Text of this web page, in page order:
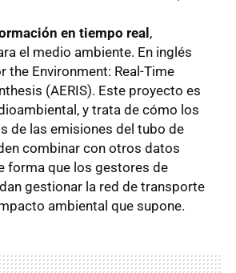
en tiempo real ,
el medio ambiente. En inglés
the Environment: Real-Time
(AERIS). Este proyecto es
y trata de cómo los
de las emisiones del tubo de
combinar con otros datos
forma que los gestores de
gestionar la red de transporte
ambiental que supone.